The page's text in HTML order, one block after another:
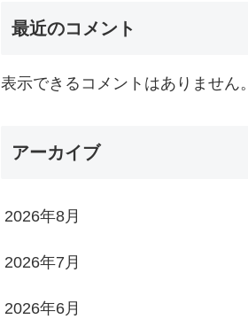
最近のコメント
表示できるコメントはありません。
アーカイブ
2026年8月
2026年7月
2026年6月